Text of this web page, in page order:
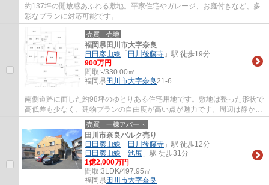
約137坪の開放感あふれる敷地。平家住宅やガレージ、お庭付きなど、多
彩なプランに対応可能です。
売買｜売地
福岡県田川市大字奈良
日田彦山線 「 田川後藤寺 」駅 徒歩19分
900万円
間取:-/330.00㎡
福岡県田川市大字奈良21-6
南側道路に面した約98坪のゆとりある住宅用地です。敷地は整った形状で
高低差も少なく、建物プランの自由度が高い点が魅力です。周辺は静かな
住宅地で落ち着いた住環境が広がっていま...
売買｜一棟アパート
田川市奈良バルク売り
日田彦山線 「 田川後藤寺 」駅 徒歩12分
日田彦山線 「 池尻 」駅 徒歩31分
1億2,000万円
間取:3LDK/497.95㎡
福岡県田川市大字奈良